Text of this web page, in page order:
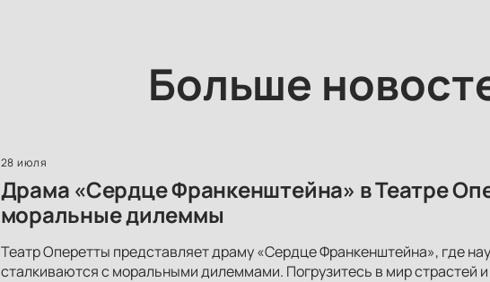
Больше
28 июля
Драма «Сердце Франкенштейна» в Театре
моральные дилеммы
Театр Оперетты представляет драму «Сердце Франкенштейна», где
сталкиваются с моральными дилеммами. Погрузитесь в мир страстей